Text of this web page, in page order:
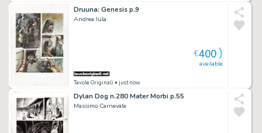
Druuna: Genesis p.9
Andrea Iula
Tavole Originali • just now
available
€400
Dylan Dog n.280 Mater Morbi p.55
Massimo Carnevale